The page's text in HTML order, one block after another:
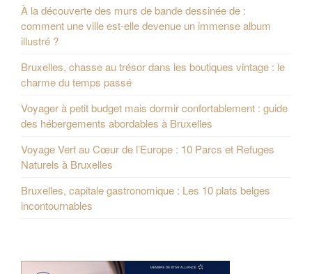
À la découverte des murs de bande dessinée de :
comment une ville est-elle devenue un immense album
illustré ?
Bruxelles, chasse au trésor dans les boutiques vintage : le
charme du temps passé
Voyager à petit budget mais dormir confortablement : guide
des hébergements abordables à Bruxelles
Voyage Vert au Cœur de l’Europe : 10 Parcs et Refuges
Naturels à Bruxelles
Bruxelles, capitale gastronomique : Les 10 plats belges
incontournables